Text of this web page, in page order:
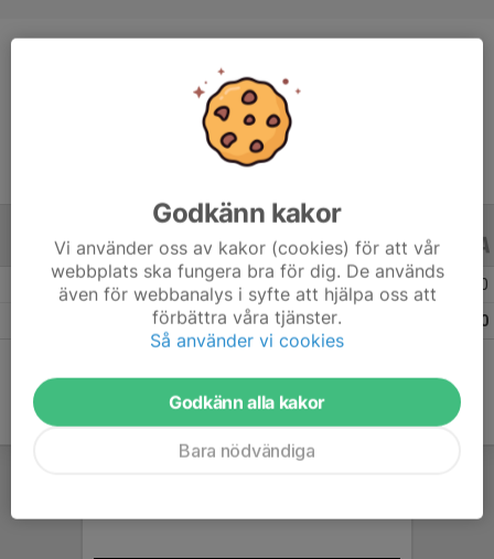
12 år
ALLA SERIER ALLA ÅR
Säsongen 25/26 0
0
Godkänn kakor
Vi använder oss av kakor (cookies) för att vår
webbplats ska fungera bra för dig. De används
även för webbanalys i syfte att hjälpa oss att
förbättra våra tjänster.
Så använder vi cookies
Godkänn alla kakor
Bara nödvändiga